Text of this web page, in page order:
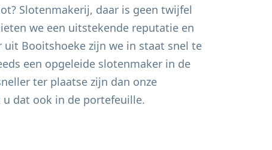
Slotenmakerij, daar is geen twijfel
we een uitstekende reputatie en
uit Booitshoeke zijn we in staat snel te
een opgeleide slotenmaker in de
ter plaatse zijn dan onze
u dat ook in de portefeuille.